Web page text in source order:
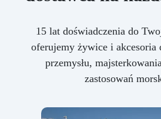
15 lat doświadczenia do
oferujemy żywice i akcesoria
przemysłu,
zastosowań